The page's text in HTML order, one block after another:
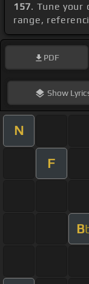
157. Tune your
range,
PDF
Show
N
F
B